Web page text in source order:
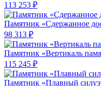
113 253 ₽
Памятник «Сдержанное
98 313 ₽
Памятник «Вертикаль
115 245 ₽
Памятник «Плавный